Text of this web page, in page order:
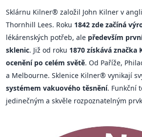
Sklárnu Kilner® založil John Kilner v
Thornhill Lees. Roku 1842 zde začíná
lékárenských potřeb, ale především
sklenic. Již od roku 1870 získává
ocenění po celém světě. Od Paříže,
a Melbourne. Sklenice Kilner® vynikají
systémem vakuového těsnění. Funkční
jedinečným a skvěle rozpoznatelným